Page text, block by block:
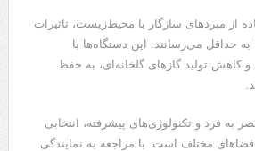
از مبردهای سازگار با محیط‌زیست، تاثیرات
حداقل می‌رسانند. این دستگاه‌ها با
کاهش تولید گازهای گلخانه‌ای، به حفظ
به فرد و تکنولوژی‌های پیشرفته، انتخابی
مختلف است. با مراجعه به نمایندگی